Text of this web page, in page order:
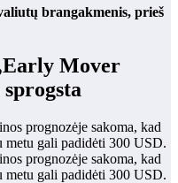
brangakmenis, prieš
Mover